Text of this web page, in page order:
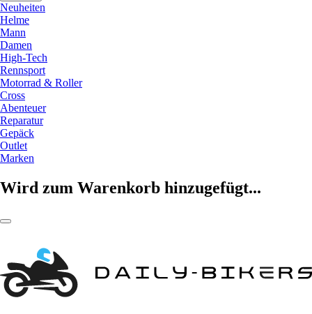
Neuheiten
Helme
Mann
Damen
High-Tech
Rennsport
Motorrad & Roller
Cross
Abenteuer
Reparatur
Gepäck
Outlet
Marken
Wird zum Warenkorb hinzugefügt...